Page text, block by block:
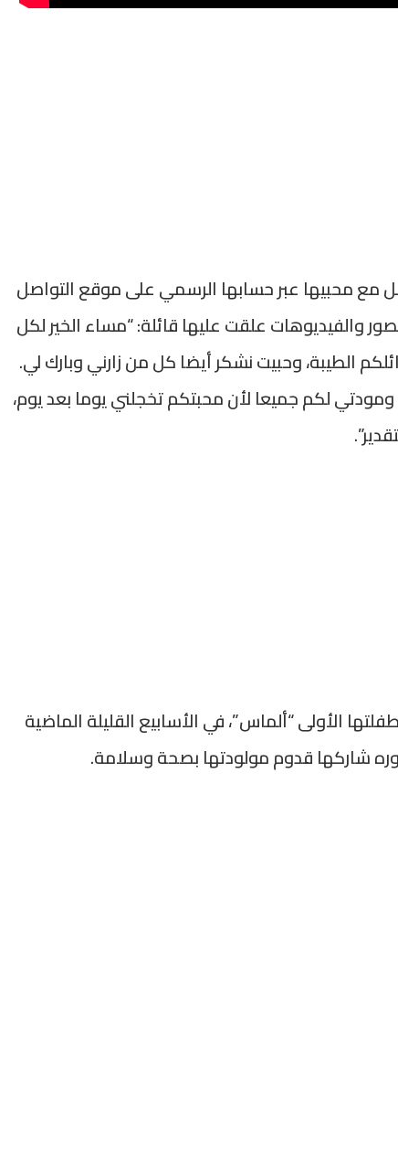
محبيها عبر حسابها الرسمي على موقع التواصل
والفيديوهات علقت عليها قائلة: “مساء الخير لكل
الطيبة، وحبيت نشكر أيضا كل من زارني وبارك لي.
لكم جميعا لأن محبتكم تخجلني يوما بعد يوم،
الأولى “ألماس”، في الأسابيع القليلة الماضية
شاركها قدوم مولودتها بصحة وسلامة.